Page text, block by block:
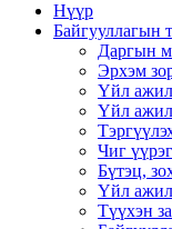
Нүүр
Байгууллагын
Даргын
Эрхэм
Үйл
Үйл
Чиг үүрэг
Бүтэц,
Үйл
Түүхэн